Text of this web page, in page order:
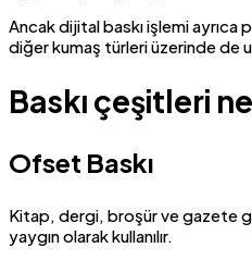
Ancak dijital baskı işlemi
diğer kumaş türleri üzerinde de
Baskı çeşitleri
Ofset Baskı
Kitap, dergi, broşür ve gazete
yaygın olarak kullanılır.